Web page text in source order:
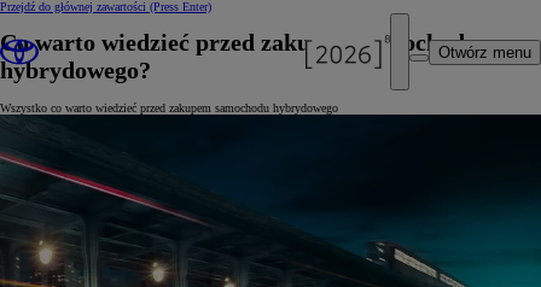
Przejdź do głównej zawartości (Press Enter)
Otwórz menu
Co warto wiedzieć przed zakupem samochodu
hybrydowego?
Wszystko co warto wiedzieć przed zakupem samochodu hybrydowego